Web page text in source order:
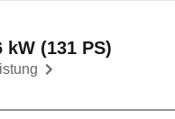
kW (131 PS)